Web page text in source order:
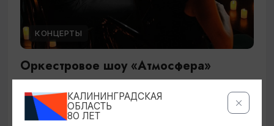
КОНЦЕРТЫ
Оркестровое шоу «Атмосфера»
29.09.2026 19:00
Калининград, Дворец культуры железнодорожников
КАЛИНИНГРАДСКАЯ
ОБЛАСТЬ
80 ЛЕТ